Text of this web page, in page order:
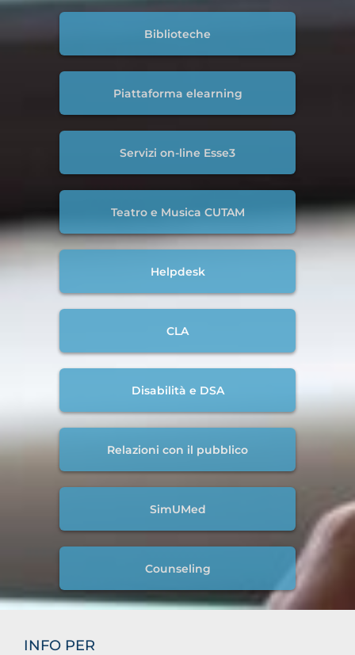
Biblioteche
Piattaforma elearning
Servizi on-line Esse3
Teatro e Musica CUTAM
Helpdesk
CLA
Disabilità e DSA
Relazioni con il pubblico
SimUMed
Counseling
INFO PER